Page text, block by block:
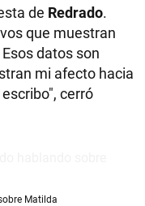
de Redrado.
que muestran
Esos datos son
mi afecto hacia
cerró
Matilda